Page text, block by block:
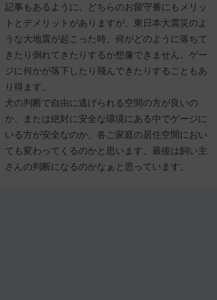
記事もあるように、どちらのお留守番にもメリッ
トとデメリットがありますが、東日本大震災のよ
うな大地震が起こった時、何がどのように落ちて
きたり倒れてきたりするか想像できません。ゲー
ジに何かが落下したり飛んできたりすることもあ
り得ます。
犬の判断で自由に逃げられる空間の方が良いの
か、または絶対に安全な環境にある中でゲージに
いる方が安全なのか、各ご家庭の居住空間におい
ても変わってくるのかと思います。最後は飼い主
さんの判断になるのかなぁと思っています。